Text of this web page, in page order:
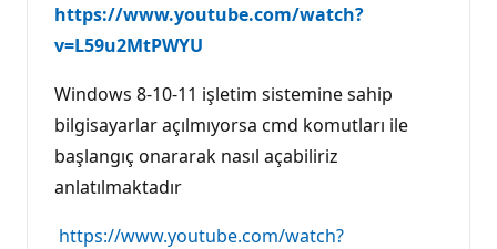
https://www.youtube.com/watch?
v=L59u2MtPWYU
Windows 8-10-11 işletim sistemine sahip
bilgisayarlar açılmıyorsa cmd komutları ile
başlangıç onararak nasıl açabiliriz
anlatılmaktadır
https://www.youtube.com/watch?